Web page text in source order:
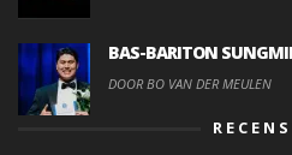
BAS-BARITON
DOOR BO VAN DER MEULEN